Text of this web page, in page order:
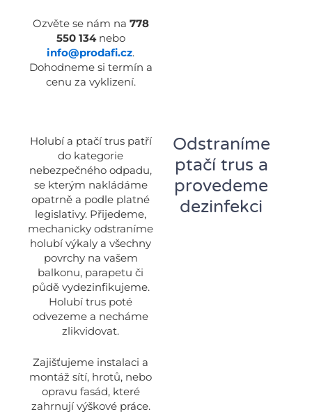
Ozvěte se nám na 778
550 134nebo
info@prodafi.cz.
Dohodneme si termín a
cenu za vyklizení.
Odstraníme
ptačí trus a
provedeme
dezinfekci
Holubí a ptačí trus patří
do kategorie
nebezpečného odpadu,
se kterým nakládáme
opatrně a podle platné
legislativy. Přijedeme,
mechanicky odstraníme
holubí výkaly a všechny
povrchy na vašem
balkonu, parapetu či
půdě vydezinfikujeme.
Holubí trus poté
odvezeme a necháme
zlikvidovat.
Zajišťujeme instalaci a
montáž sítí, hrotů, nebo
opravu fasád, které
zahrnují výškové práce.